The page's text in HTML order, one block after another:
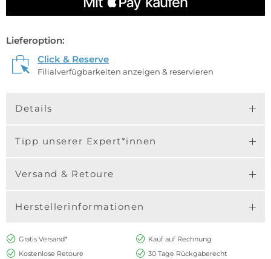
Lieferoption:
Click & Reserve
Filialverfügbarkeiten anzeigen & reservieren
Details
Tipp unserer Expert*innen
Versand & Retoure
Herstellerinformationen
Gratis Versand*
Kauf auf Rechnung
Kostenlose Retoure
30 Tage Rückgaberecht